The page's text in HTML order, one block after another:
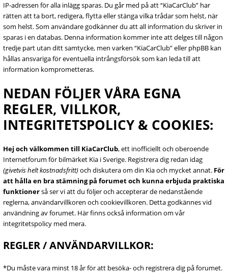
IP-adressen för alla inlägg sparas. Du går med på att “KiaCarClub” har
rätten att ta bort, redigera, flytta eller stänga vilka trådar som helst, när
som helst. Som användare godkänner du att all information du skriver in
sparas i en databas. Denna information kommer inte att delges till någon
tredje part utan ditt samtycke, men varken “KiaCarClub” eller phpBB kan
hållas ansvariga för eventuella intrångsförsök som kan leda till att
information komprometteras.
NEDAN FÖLJER VÅRA EGNA
REGLER, VILLKOR,
INTEGRITETSPOLICY & COOKIES:
Hej och välkommen till KiaCarClub, ett inofficiellt och oberoende
Internetforum för bilmärket Kia i Sverige. Registrera dig redan idag
(givetvis helt kostnadsfritt)och diskutera om din Kia och mycket annat. För
att hålla en bra stämning på forumet och kunna erbjuda praktiska
funktionerså ser vi att du följer och accepterar de nedanstående
reglerna, användarvillkoren och cookievillkoren. Detta godkännes vid
användning av forumet. Här finns också information om vår
integritetspolicy med mera.
REGLER / ANVÄNDARVILLKOR:
*Du måste vara minst 18 år för att besöka- och registrera dig på forumet.